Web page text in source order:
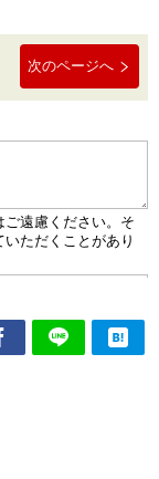
次のページへ